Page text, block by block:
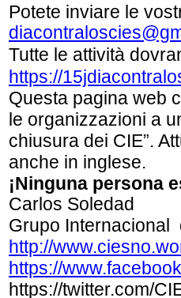
Potete inviare le
Tutte le attività
https://
Questa pagina web
le organizzazioni a
chiusura dei CIE”.
anche in inglese.
¡Ninguna persona
Carlos Soledad
Grupo Internacional
http://
https://
https://twitter.com/